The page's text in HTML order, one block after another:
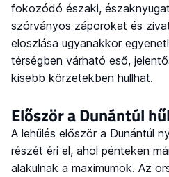
fokozódó északi,
szórványos záporokat és
eloszlása ugyanakkor
térségben várható eső,
kisebb körzetekben hullhat.
Először a Dunántúl
A lehűlés először a Dunántúl
részét éri el, ahol pénteken
alakulnak a maximumok. Az